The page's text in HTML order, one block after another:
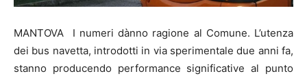
MANTOVA I numeri dànno ragione al Comune. L’utenza
dei bus navetta, introdotti in via sperimentale due anni fa,
stanno producendo performance significative al punto